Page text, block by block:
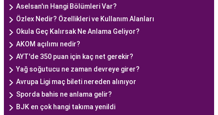
Aselsan'ın Hangi Bölümleri Var?
Özlex Nedir? Özellikleri ve Kullanım Alanları
Okula Geç Kalırsak Ne Anlama Geliyor?
AKOM açılımı nedir?
AYT'de 350 puan için kaç net gerekir?
Yağ soğutucu ne zaman devreye girer?
Avrupa Ligi maç bileti nereden alınıyor
Sporda bahis ne anlama gelir?
BJK en çok hangi takıma yenildi